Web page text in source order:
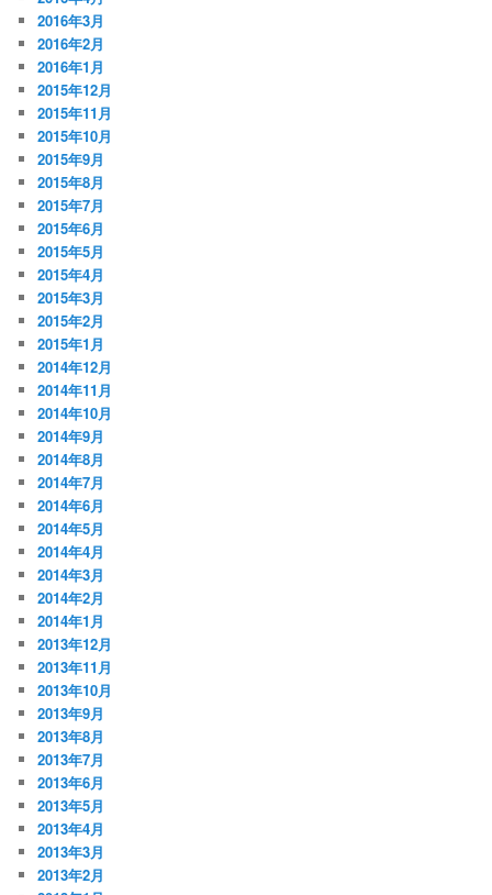
2016年3月
2016年2月
2016年1月
2015年12月
2015年11月
2015年10月
2015年9月
2015年8月
2015年7月
2015年6月
2015年5月
2015年4月
2015年3月
2015年2月
2015年1月
2014年12月
2014年11月
2014年10月
2014年9月
2014年8月
2014年7月
2014年6月
2014年5月
2014年4月
2014年3月
2014年2月
2014年1月
2013年12月
2013年11月
2013年10月
2013年9月
2013年8月
2013年7月
2013年6月
2013年5月
2013年4月
2013年3月
2013年2月